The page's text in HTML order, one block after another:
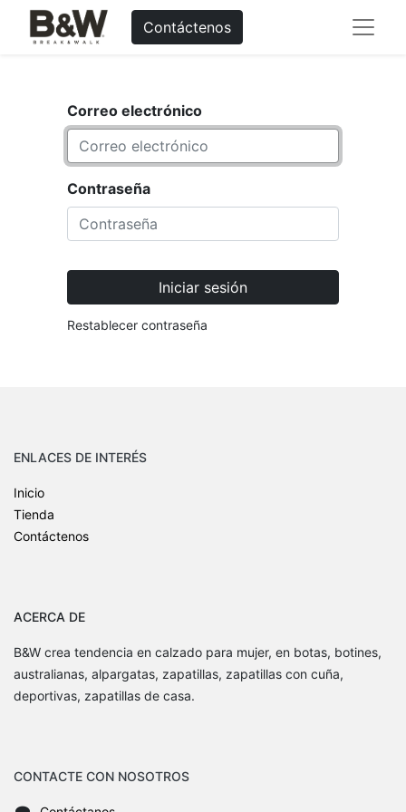
Contáctenos
Correo electrónico
Contraseña
Iniciar sesión
Restablecer contraseña
ENLACES DE INTERÉS
Inicio
Tienda
Contáctenos
ACERCA DE
B&W crea tendencia en calzado para mujer, en botas, botines,
australianas, alpargatas, zapatillas, zapatillas con cuña,
deportivas, zapatillas de casa.
CONTACTE CON NOSOTROS